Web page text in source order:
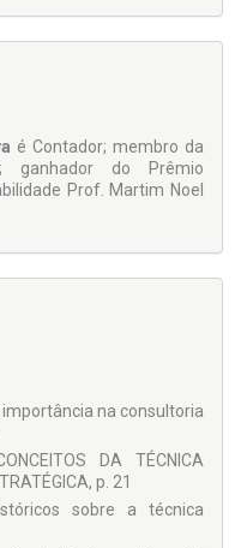
é Contador; membro da
ganhador do Prêmio
Prof. Martim Noel
na consultoria
DA TÉCNICA
p. 21
sobre a técnica